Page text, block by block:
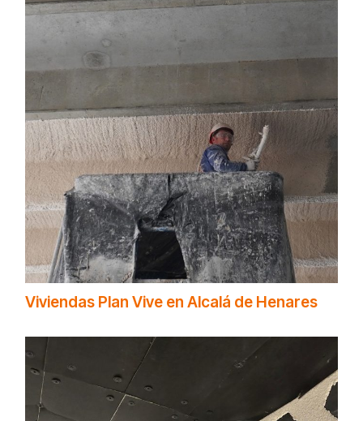
Viviendas Plan Vive en Alcalá de Henares